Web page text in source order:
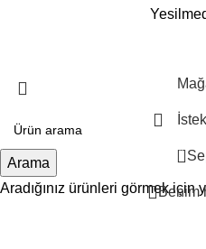
Arama
Aradığınız ürünleri görmek için
0
Benim